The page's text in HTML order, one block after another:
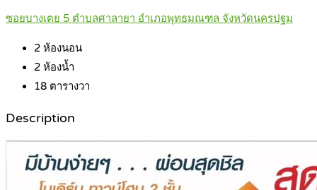
ซอยบางเตย 5 ตำบลศาลายา อำเภอพุทธมณฑล จังหวัดนครปฐม
2 ห้องนอน
2 ห้องน้ำ
18 ตารางวา
Description